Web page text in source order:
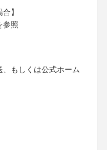
】
参照
もしくは公式ホーム